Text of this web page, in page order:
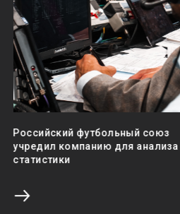
Российский футбольный союз
учредил компанию для анализа
статистики